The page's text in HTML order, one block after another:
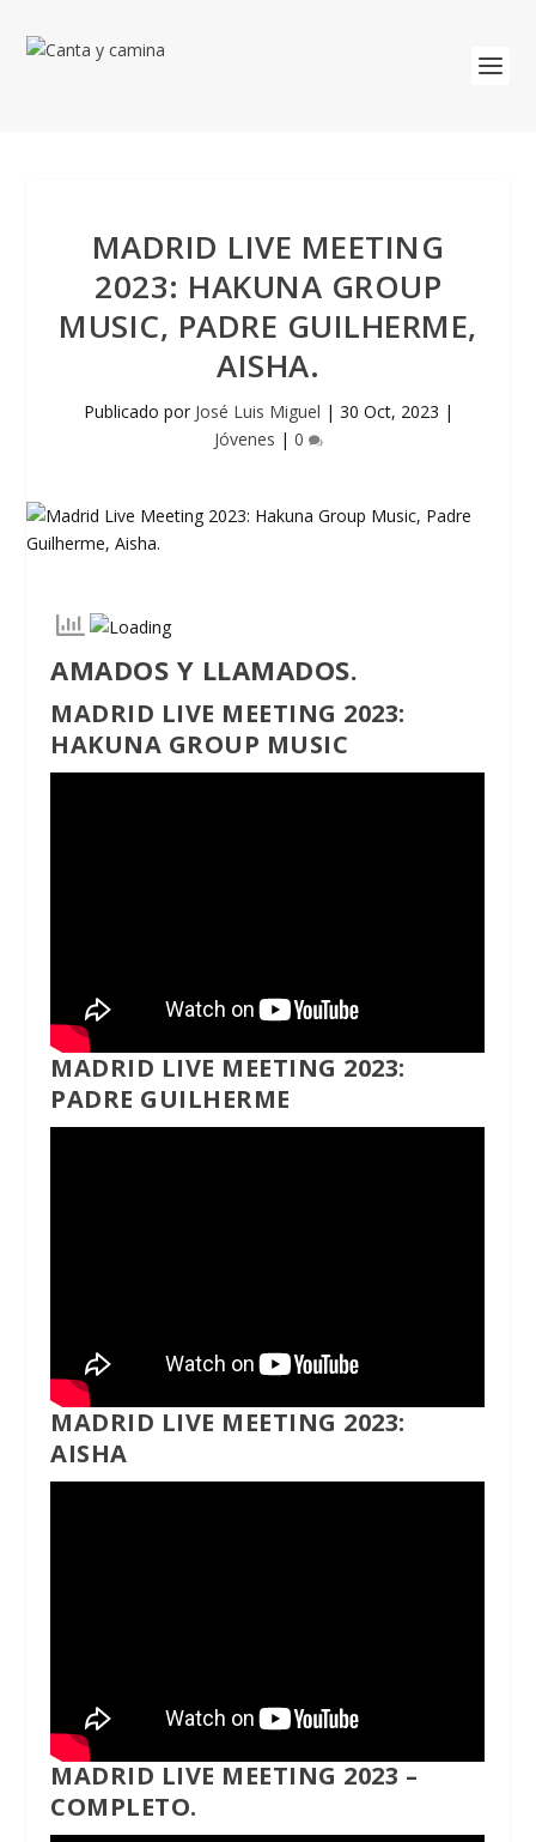
MADRID LIVE MEETING
2023: HAKUNA GROUP
MUSIC, PADRE GUILHERME,
AISHA.
Publicado por José Luis Miguel | 30 Oct, 2023 |
Jóvenes | 0
AMADOS Y LLAMADOS.
MADRID LIVE MEETING 2023:
HAKUNA GROUP MUSIC
MADRID LIVE MEETING 2023:
PADRE GUILHERME
MADRID LIVE MEETING 2023:
AISHA
MADRID LIVE MEETING 2023 –
COMPLETO.